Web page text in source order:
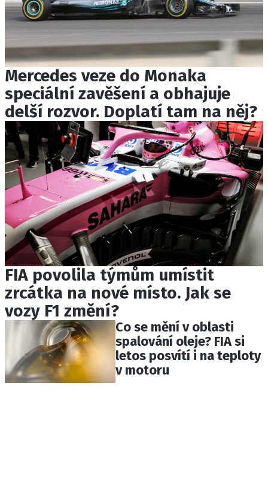
Mercedes veze do Monaka
speciální zavěšení a obhajuje
delší rozvor. Doplatí tam na něj?
FIA povolila týmům umístit
zrcátka na nové místo. Jak se
vozy F1 změní?
Co se mění v oblasti
spalování oleje? FIA si
letos posvítí i na teploty
v motoru